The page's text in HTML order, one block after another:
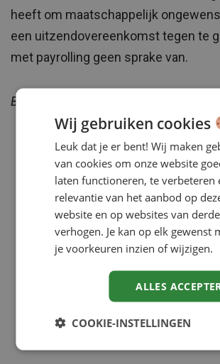
heeft om maatschappelijk
een uitzendovereenkomst tegen te
met payrolling geen sprake van.
Bron: ABU en De Rechtspraak
Wij gebruiken cookies
Leuk dat je er bent! Wij maken
van cookies om onze website
laten functioneren, te verbeteren
relevantie van het aanbod op
website en op websites van
verhogen. Je kan op elk gewenst
je voorkeuren inzien of wijzigen.
ALLES
COOKIE-INSTELLINGEN